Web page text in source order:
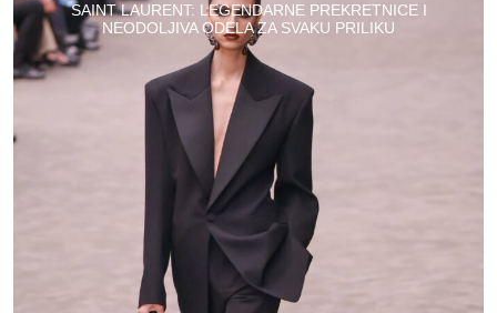
SAINT LAURENT: LEGENDARNE PREKRETNICE I
NEODOLJIVA ODELA ZA SVAKU PRILIKU